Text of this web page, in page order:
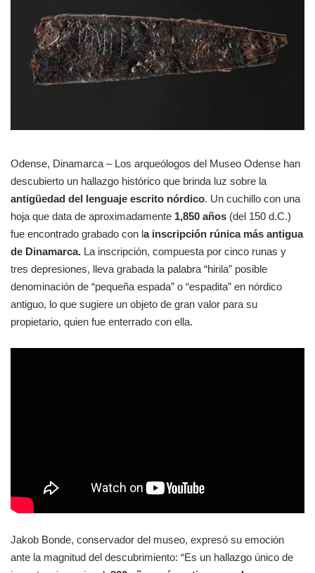
Odense, Dinamarca – Los arqueólogos del Museo Odense han
descubierto un hallazgo histórico que brinda luz sobre la
antigüedad del lenguaje escrito nórdico. Un cuchillo con una
hoja que data de aproximadamente 1,850 años (del 150 d.C.)
fue encontrado grabado con la inscripción rúnica más antigua
de Dinamarca. La inscripción, compuesta por cinco runas y
tres depresiones, lleva grabada la palabra “hirila” posible
denominación de “pequeña espada” o “espadita” en nórdico
antiguo, lo que sugiere un objeto de gran valor para su
propietario, quien fue enterrado con ella.
Jakob Bonde, conservador del museo, expresó su emoción
ante la magnitud del descubrimiento: “Es un hallazgo único de